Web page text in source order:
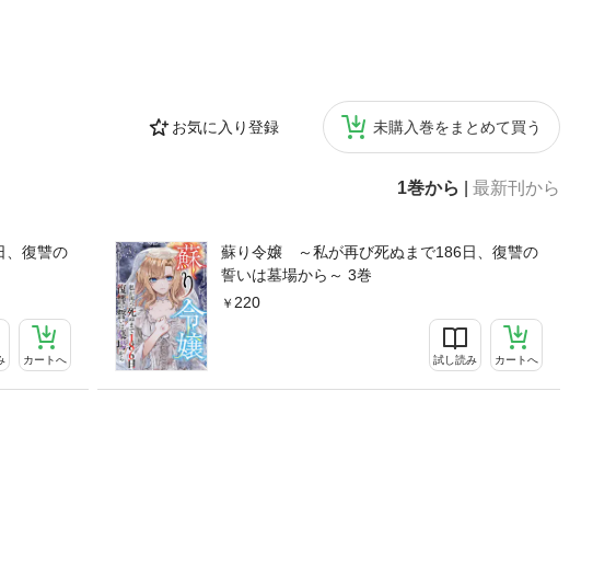
お気に入り登録 未購入巻をまとめて買う
1巻から 最新刊から
復讐の
カートへ
蘇り令嬢 ～私が再び死ぬまで186日、復讐の
誓いは墓場から～ 3巻
220
試し読み カートへ